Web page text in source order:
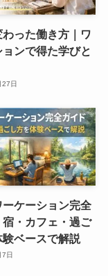
った働き方｜ワ
ンで得た学びと
日
ケーション完全
宿・カフェ・過ご
験ベースで解説
日